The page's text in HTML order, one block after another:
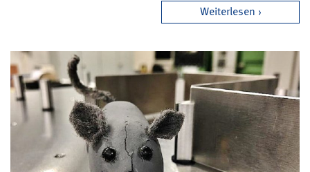
Weiterlesen